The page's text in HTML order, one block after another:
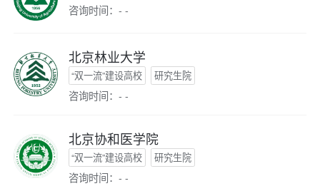
咨询时间：- -
北京林业大学
“双一流”建设高校 研究生院
咨询时间：- -
北京协和医学院
“双一流”建设高校 研究生院
咨询时间：- -